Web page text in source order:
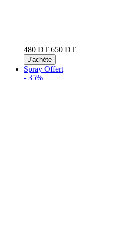
480 DT 650 DT
J'achète
Spray Offert
- 35%